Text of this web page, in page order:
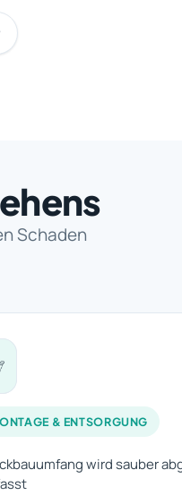
Schaden
& ENTSORGUNG
wird sauber